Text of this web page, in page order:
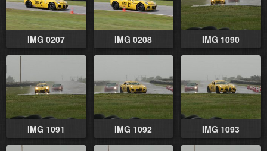
IMG 0207 IMG 0208 IMG 1090
IMG 1091 IMG 1092 IMG 1093